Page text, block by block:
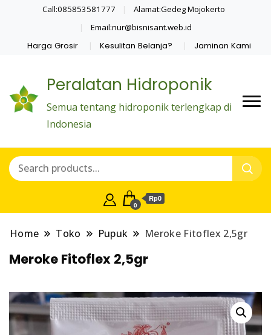
Call:085853581777
Alamat:Gedeg Mojokerto
Email:nur@bisnisant.web.id
Harga Grosir Kesulitan Belanja? Jaminan Kami
Peralatan Hidroponik
Semua tentang hidroponik terlengkap di
Indonesia
0
Rp0
Home Toko Pupuk Meroke Fitoflex 2,5gr
Meroke Fitoflex 2,5gr